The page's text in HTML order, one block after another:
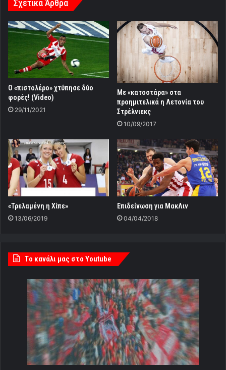
Σχετικά Άρθρα
Ο «πιστολέρο» χτύπησε δύο
φορές! (Video)
29/11/2021
Με «κατοστάρα» στα
προημιτελικά η Λετονία του
Στρέλνιεκς
10/09/2017
«Τρελαμένη η Χίπε»
13/06/2019
Επιδείνωση για ΜακΛιν
04/04/2018
Tο κανάλι μας στο Youtube